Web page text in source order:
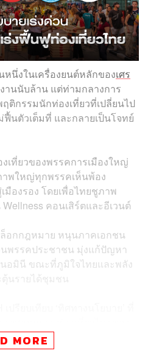
หนึ่งในเครื่องยนต์หลักของเศร
านนับล้าน แต่ท่ามกลางการ
ติกรรมนักท่องเที่ยวที่เปลี่ยนไป
นตัวเต็มที่ และกลายเป็นโจทย์
เที่ยวของพรรคการเมืองใหญ่
าพใหญ่ทุกพรรคเห็นพ้อง
มืองรอง โดยเพื่อไทยชูภาพ
คอนเสิร์ตและอีเวนต์
อกกฎหมาย หนุนภาคเอกชน
นพรรคประชาชน มุ่งแก้ปัญหา
นอมินี ขณะที่ภูมิใจไทยและพลัง
นรายได้ชุมชน
ความสำคัญเรื่องอะไรบ้าง
MORE